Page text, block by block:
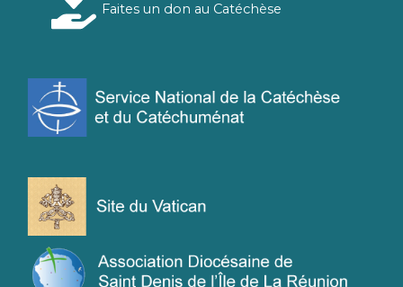
Faites un don au Catéchèse